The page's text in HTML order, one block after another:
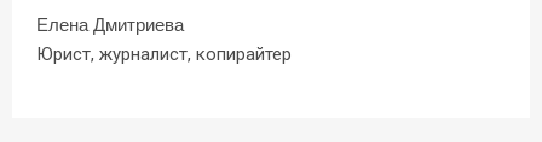
Елена Дмитриева
Юрист, журналист, копирайтер